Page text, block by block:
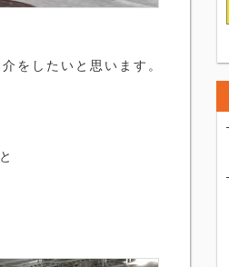
をしたいと思います。